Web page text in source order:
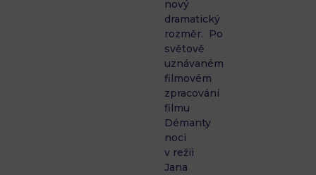
nový
dramatický
rozměr. Po
světově
uznávaném
filmovém
zpracování
filmu
Démanty
noci
v režii
Jana